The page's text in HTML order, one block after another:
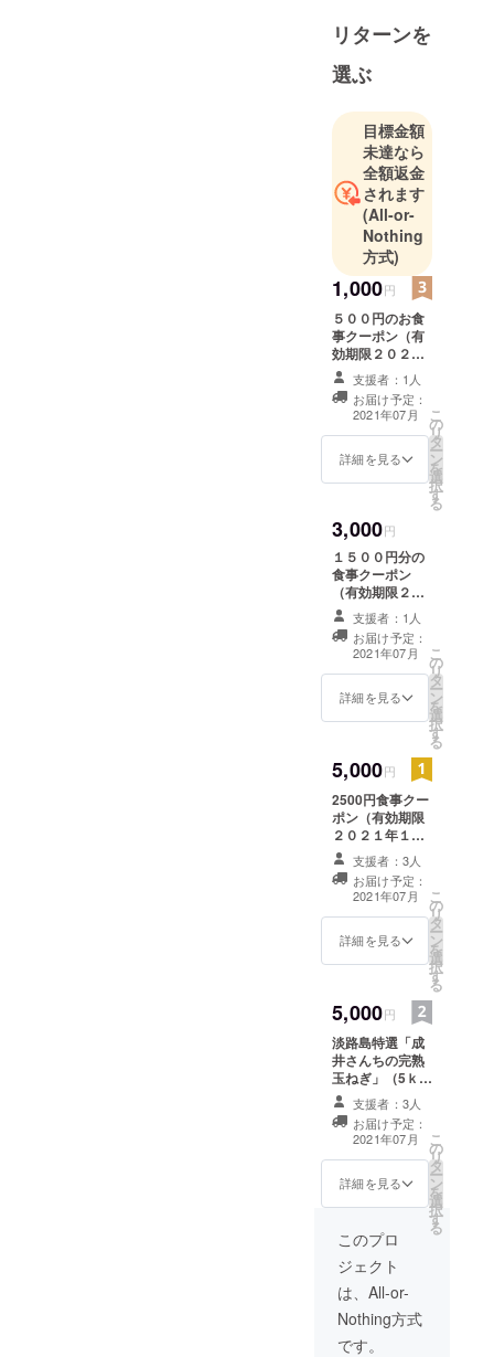
リターンを
選ぶ
目標金額
未達なら
全額返金
されます
(All-or-
Nothing
方式)
1,000円
５００円のお食
事クーポン（有
効期限２０２１
年１０月末） お
礼はがき
支援者：1人
お届け予定：
2021年07月
詳細を見る
こ
の
リ
タ
ー
ン
を
選
択
す
る
3,000円
１５００円分の
食事クーポン
（有効期限２０
２１年１０月
末） お礼はがき
支援者：1人
お届け予定：
2021年07月
詳細を見る
こ
の
リ
タ
ー
ン
を
選
択
す
る
5,000円
2500円食事クー
ポン（有効期限
２０２１年１０
月末） お礼はが
き 淡路島特選
「成井さんちの
完熟玉ねぎ」 １
個（ご来店時プ
レゼント）
支援者：3人
お届け予定：
2021年07月
詳細を見る
こ
の
リ
タ
ー
ン
を
選
択
す
る
5,000円
淡路島特選「成
井さんちの完熟
玉ねぎ」（5ｋ
ｇ） 交換クーポ
ン券（有効期限
２０２１年１０
月） お礼はがき
支援者：3人
お届け予定：
2021年07月
詳細を見る
こ
の
リ
タ
ー
ン
を
選
択
す
る
このプロ
ジェクト
は、All-or-
Nothing方式
です。